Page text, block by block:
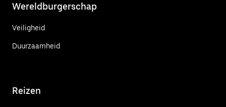
Wereldburgerschap
Veiligheid
Duurzaamheid
Reizen